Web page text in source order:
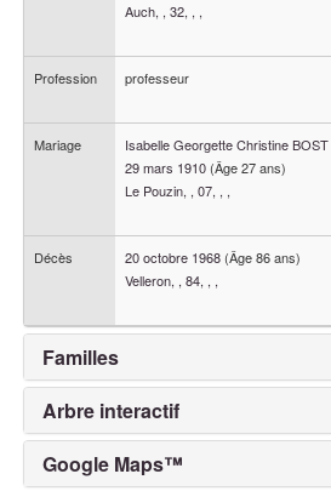
Auch, , 32, , ,
Profession professeur
Mariage Isabelle Georgette ChristineBOST
29 mars 1910 (Âge 27 ans)
Le Pouzin, , 07, , ,
Décès 20 octobre 1968 (Âge 86 ans)
Velleron, , 84, , ,
Familles
Arbre interactif
Google Maps™